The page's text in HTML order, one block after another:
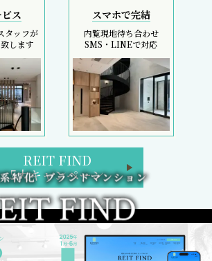
ス
タッフが
します
スマホで完結
内覧現地待ち合わせ
SMS・LINEで対応
REIT FIND
5大キャンペーン